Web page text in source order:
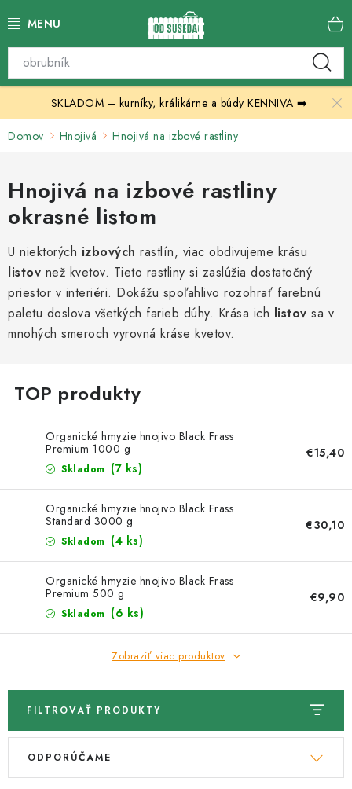
na
Katalóg produktov
Skleníky
Chovateľské potreby
Vonkajšia dlažba
Kontakty
SKLADOM – kurníky, králikárne a búdy KENNIVA ➡️
Domov Hnojivá Hnojivá na izbové rastliny
Hnojivá na izbové rastliny
okrasné listom
U niektorých izbových rastlín, viac obdivujeme krásu
listov než kvetov. Tieto rastliny si zaslúžia dostatočný
priestor v interiéri. Dokážu spoľahlivo rozohrať farebnú
paletu doslova všetkých farieb dúhy. Krása ich listov sa v
mnohých smeroch vyrovná kráse kvetov.
Organické hmyzie hnojivo Black Frass
Premium 1000 g
Skladom (7 ks)
€15,40
Organické hmyzie hnojivo Black Frass
Standard 3000 g
Skladom (4 ks)
€30,10
Organické hmyzie hnojivo Black Frass
Premium 500 g
Skladom (6 ks)
€9,90
Zobraziť viac produktov
FILTROVAŤ PRODUKTY
V
R
ODPORÚČAME